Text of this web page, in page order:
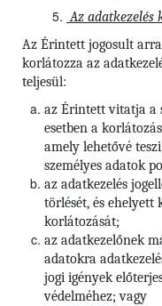
Az adatkezelés
Az Érintett jogosult
korlátozza az
teljesül:
az Érintett vitatja a
esetben a
amely lehetővé
személyes adatok
az adatkezelés
törlését, és ehelyett
korlátozását;
az adatkezelőnek
adatokra
jogi igények
védelméhez; vagy